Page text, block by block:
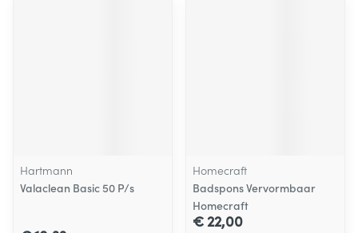
Hartmann
Valaclean Basic 50 P/s
Homecraft
Badspons Vervormbaar
Homecraft
€ 22,00